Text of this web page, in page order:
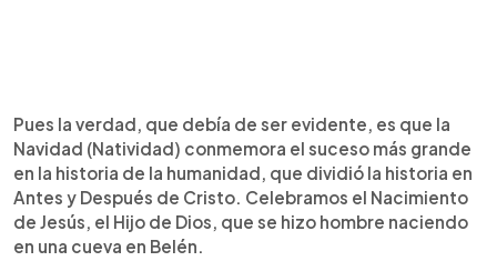
Pues la verdad, que debía de ser evidente, es que la
Navidad (Natividad) conmemora el suceso más grande
en la historia de la humanidad, que dividió la historia en
Antes y Después de Cristo. Celebramos el Nacimiento
de Jesús, el Hijo de Dios, que se hizo hombre naciendo
en una cueva en Belén.